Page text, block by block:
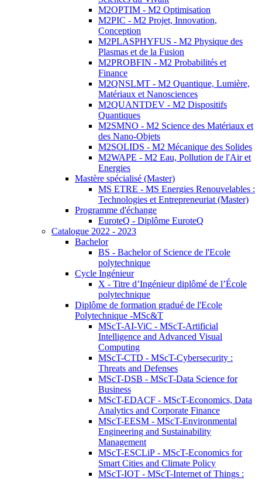
M2OPTIM - M2 Optimisation
M2PIC - M2 Projet, Innovation,
Conception
M2PLASPHYFUS - M2 Physique des
Plasmas et de la Fusion
M2PROBFIN - M2 Probabilités et
Finance
M2QNSLMT - M2 Quantique, Lumière,
Matériaux et Nanosciences
M2QUANTDEV - M2 Dispositifs
Quantiques
M2SMNO - M2 Science des Matériaux et
des Nano-Objets
M2SOLIDS - M2 Mécanique des Solides
M2WAPE - M2 Eau, Pollution de l'Air et
Energies
Mastère spécialisé (Master)
MS ETRE - MS Energies Renouvelables :
Technologies et Entrepreneuriat (Master)
Programme d'échange
EuroteQ - Diplôme EuroteQ
Catalogue 2022 - 2023
Bachelor
BS - Bachelor of Science de l'Ecole
polytechnique
Cycle Ingénieur
X - Titre d’Ingénieur diplômé de l’École
polytechnique
Diplôme de formation gradué de l'Ecole
Polytechnique -MSc&T
MScT-AI-ViC - MScT-Artificial
Intelligence and Advanced Visual
Computing
MScT-CTD - MScT-Cybersecurity :
Threats and Defenses
MScT-DSB - MScT-Data Science for
Business
MScT-EDACF - MScT-Economics, Data
Analytics and Corporate Finance
MScT-EESM - MScT-Environmental
Engineering and Sustainability
Management
MScT-ESCLiP - MScT-Economics for
Smart Cities and Climate Policy
MScT-IOT - MScT-Internet of Things :